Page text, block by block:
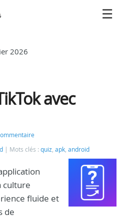
2026
avec
Mots clés : quiz apk android
culture
fluide et
de